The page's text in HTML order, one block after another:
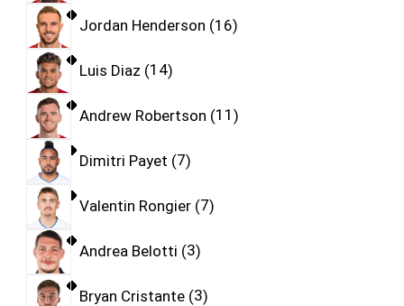
Jordan Henderson 16
Luis Diaz 14
Andrew Robertson 11
Dimitri Payet 7
Valentin Rongier 7
Andrea Belotti 3
Bryan Cristante 3